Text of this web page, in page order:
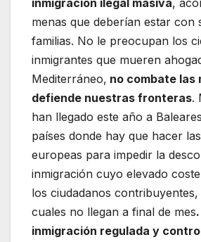
inmigración ilegal masiva,
menas que deberían estar con
familias. No le preocupan los
inmigrantes que mueren
Mediterráneo, no combate las
defiende nuestras fronteras.
han llegado este año a
países donde hay que hacer
europeas para impedir la
inmigración cuyo elevado
los ciudadanos
cuales no llegan a final de mes
inmigración regulada y